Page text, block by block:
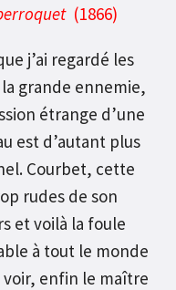
(1866)
j’ai regardé les
grande ennemie,
étrange d’une
est d’autant plus
Courbet, cette
rudes de son
et voilà la foule
à tout le monde
enfin le maître